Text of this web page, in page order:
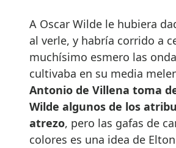
A Oscar Wilde le hubiera
al verle, y habría corrido a
muchísimo esmero las
cultivaba en su media
Antonio de Villena toma
Wilde algunos de los
atrezo, pero las gafas de
colores es una idea de